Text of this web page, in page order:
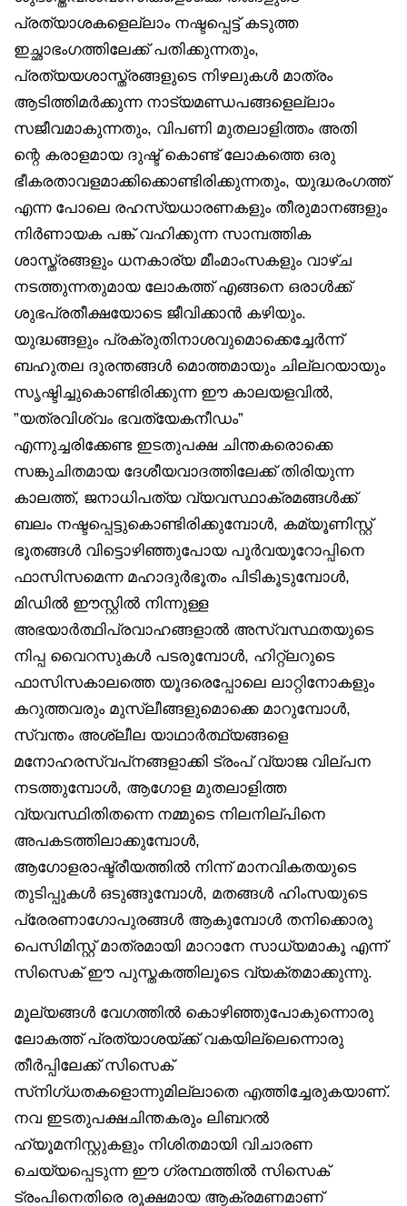
പ്രത്യാശകളെല്ലാം നഷ്ടപ്പെട്ട് കടുത്ത
ഇച്ഛാഭംഗത്തിലേക്ക് പതിക്കുന്നതും,
പ്രത്യയശാസ്ത്രങ്ങളുടെ നിഴലുകൾ മാത്രം
ആടിത്തിമർക്കുന്ന നാട്യമണ്ഡപങ്ങളെല്ലാം
സജീവമാകുന്നതും, വിപണി മുതലാളിത്തം അതി
ന്റെ കരാളമായ ദുഷ്ട് കൊണ്ട് ലോകത്തെ ഒരു
ഭീകരതാവളമാക്കിക്കൊണ്ടിരിക്കുന്നതും, യുദ്ധരംഗത്ത്
എന്ന പോലെ രഹസ്യധാരണകളും തീരുമാനങ്ങളും
നിർണായക പങ്ക് വഹിക്കുന്ന സാമ്പത്തിക
ശാസ്ത്രങ്ങളും ധനകാര്യ മീംമാംസകളും വാഴ്ച
നടത്തുന്നതുമായ ലോകത്ത് എങ്ങനെ ഒരാൾക്ക്
ശുഭപ്രതീക്ഷയോടെ ജീവിക്കാൻ കഴിയും.
യുദ്ധങ്ങളും പ്രക്രുതിനാശവുമൊക്കെച്ചേർന്ന്
ബഹുതല ദുരന്തങ്ങൾ മൊത്തമായും ചില്ലറയായും
സൃഷ്ടിച്ചുകൊണ്ടിരിക്കുന്ന ഈ കാലയളവിൽ,
”യത്രവിശ്വം ഭവത്യേകനീഡം”
എന്നുച്ചരിക്കേണ്ട ഇടതുപക്ഷ ചിന്തകരൊക്കെ
സങ്കുചിതമായ ദേശീയവാദത്തിലേക്ക് തിരിയുന്ന
കാലത്ത്, ജനാധിപത്യ വ്യവസ്ഥാക്രമങ്ങൾക്ക്
ബലം നഷ്ടപ്പെട്ടുകൊണ്ടിരിക്കുമ്പോൾ, കമ്യൂണിസ്റ്റ്
ഭൂതങ്ങൾ വിട്ടൊഴിഞ്ഞുപോയ പൂർവയൂറോപ്പിനെ
ഫാസിസമെന്ന മഹാദുർഭൂതം പിടികൂടുമ്പോൾ,
മിഡിൽ ഈസ്റ്റിൽ നിന്നുള്ള
അഭയാർത്ഥിപ്രവാഹങ്ങളാൽ അസ്വസ്ഥതയുടെ
നിപ്പ വൈറസുകൾ പടരുമ്പോൾ, ഹിറ്റ്‌ലറുടെ
ഫാസിസകാലത്തെ യൂദരെപ്പോലെ ലാറ്റിനോകളും
കറുത്തവരും മുസ്ലീങ്ങളുമൊക്കെ മാറുമ്പോൾ,
സ്വന്തം അശ്ലീല യാഥാർത്ഥ്യങ്ങളെ
മനോഹരസ്വപ്‌നങ്ങളാക്കി ട്രംപ് വ്യാജ വില്പന
നടത്തുമ്പോൾ, ആഗോള മുതലാളിത്ത
വ്യവസ്ഥിതിതന്നെ നമ്മുടെ നിലനില്പിനെ
അപകടത്തിലാക്കുമ്പോൾ,
ആഗോളരാഷ്ട്രീയത്തിൽ നിന്ന് മാനവികതയുടെ
തുടിപ്പുകൾ ഒടുങ്ങുമ്പോൾ, മതങ്ങൾ ഹിംസയുടെ
പ്രേരണാഗോപുരങ്ങൾ ആകുമ്പോൾ തനിക്കൊരു
പെസിമിസ്റ്റ് മാത്രമായി മാറാനേ സാധ്യമാകൂ എന്ന്
സിസെക് ഈ പുസ്തകത്തിലൂടെ വ്യക്തമാക്കുന്നു.
മൂല്യങ്ങൾ വേഗത്തിൽ കൊഴിഞ്ഞുപോകുന്നൊരു
ലോകത്ത് പ്രത്യാശയ്ക്ക് വകയില്ലെന്നൊരു
തീർപ്പിലേക്ക് സിസെക്
സ്‌നിഗ്ധതകളൊന്നുമില്ലാതെ എത്തിച്ചേരുകയാണ്.
നവ ഇടതുപക്ഷചിന്തകരും ലിബറൽ
ഹ്യൂമനിസ്റ്റുകളും നിശിതമായി വിചാരണ
ചെയ്യപ്പെടുന്ന ഈ ഗ്രന്ഥത്തിൽ സിസെക്
ട്രംപിനെതിരെ രൂക്ഷമായ ആക്രമണമാണ്